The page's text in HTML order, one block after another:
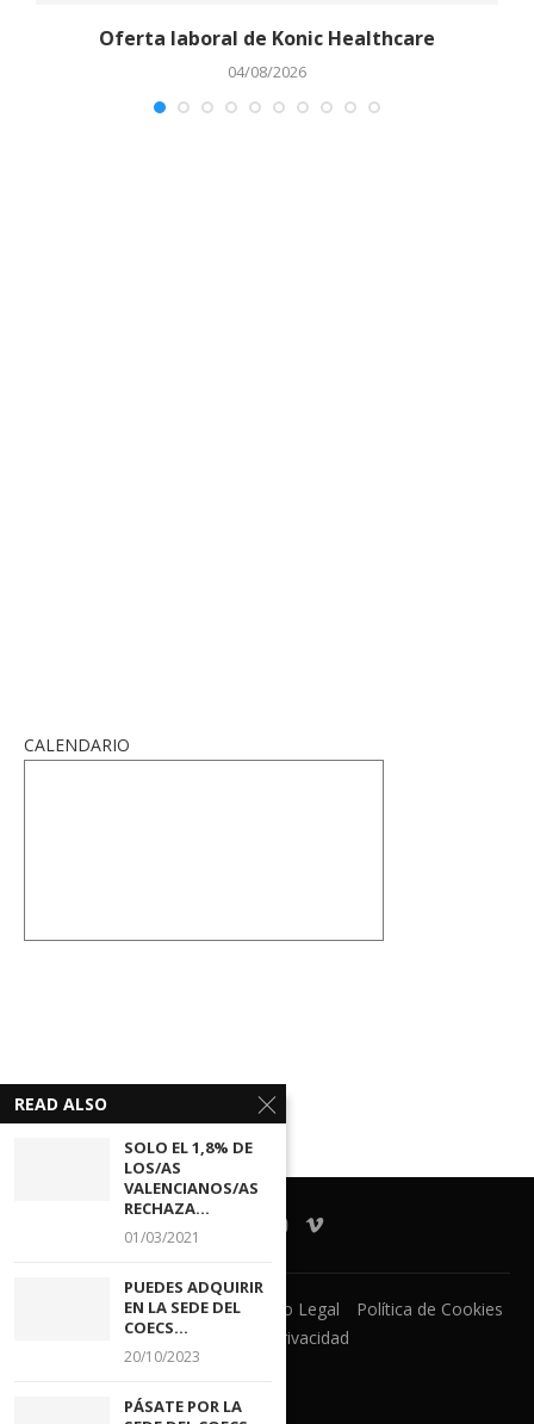
Oferta laboral de Konic Healthcare
04/08/2026
CALENDARIO
Ventanilla Unica CECOVA Aviso Legal
Política de Cookies
Política de Privacidad
READ ALSO
SOLO EL 1,8% DE
LOS/AS
VALENCIANOS/AS
RECHAZA...
01/03/2021
PUEDES ADQUIRIR
EN LA SEDE DEL
COECS...
20/10/2023
PÁSATE POR LA